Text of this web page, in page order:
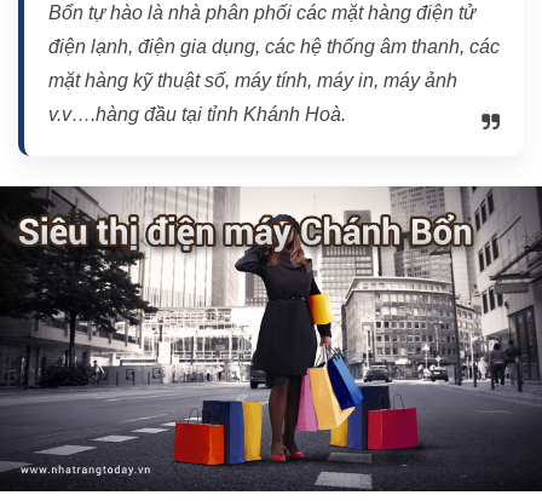
Bổn tự hào là nhà phân phối các mặt hàng điện tử
điện lạnh, điện gia dụng, các hệ thống âm thanh, các
mặt hàng kỹ thuật số, máy tính, máy in, máy ảnh
v.v….hàng đầu tại tỉnh Khánh Hoà.